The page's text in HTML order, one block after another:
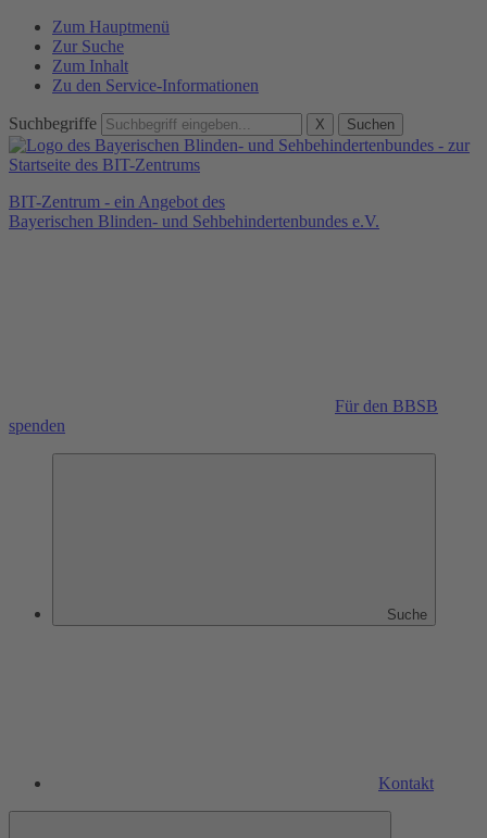
Zum Hauptmenü
Zur Suche
Zum Inhalt
Zu den Service-Informationen
Suchbegriffe X Suchen
BIT-Zentrum - ein Angebot des
Bayerischen Blinden- und Sehbehindertenbundes e.V.
Für den BBSB
spenden
Suche
Kontakt